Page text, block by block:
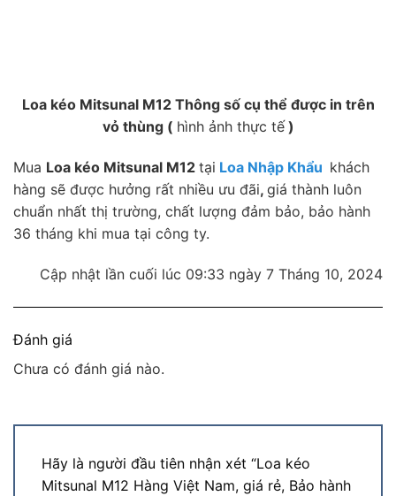
Loa kéo Mitsunal M12 Thông số cụ thể được in trên
vỏ thùng ( hình ảnh thực tế)
Mua Loa kéo Mitsunal M12 tại Loa Nhập Khẩu khách
hàng sẽ được hưởng rất nhiều ưu đãi, giá thành luôn
chuẩn nhất thị trường, chất lượng đảm bảo, bảo hành
36 tháng khi mua tại công ty.
Cập nhật lần cuối lúc 09:33 ngày 7 Tháng 10, 2024
Đánh giá
Chưa có đánh giá nào.
Hãy là người đầu tiên nhận xét “Loa kéo
Mitsunal M12 Hàng Việt Nam, giá rẻ, Bảo hành